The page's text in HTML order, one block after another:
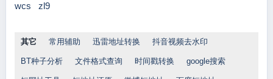
wcs
zl9
其它 常用辅助 迅雷地址转换 抖音视频去水印
BT种子分析 文件格式查询 时间戳转换 google搜索